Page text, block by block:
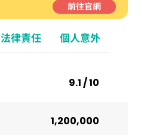
法律責任 個人意外
前往官網
9.1 / 10
1,200,000